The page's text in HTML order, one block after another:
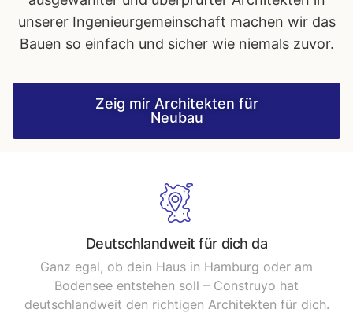
unserer Ingenieurgemeinschaft machen wir das
Bauen so einfach und sicher wie niemals zuvor.
Zeig mir Architekten für
Neubau
Deutschlandweit für dich da
Ganz egal, ob dein Haus in Hamburg oder am
Bodensee entstehen soll – Construyo hat
deutschlandweit den richtigen Architekten für dich.